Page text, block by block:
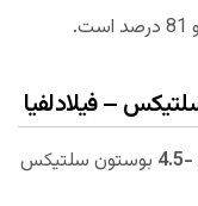
-4.5 بوستون سلتیکس